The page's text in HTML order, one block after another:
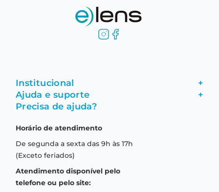
Institucional +
Fale conosco
Formas de pagamento
Aviso de privacidade
Termos e condições de uso
Ajuda e suporte +
Garantia
Troca e devolução
Central de relacionamento
Precisa de ajuda?
Horário de atendimento
De segunda a sexta das 9h às 17h
(Exceto feriados)
Atendimento disponível pelo
telefone ou pelo site: